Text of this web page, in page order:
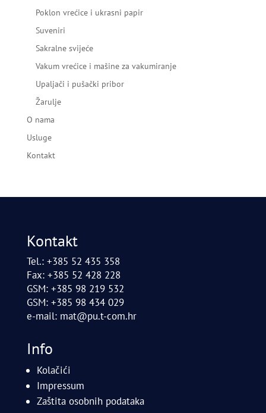
Poklon vrećice i ukrasni papir
Suveniri
Sakralne svijeće
Vakum vrećice i mašine za vakumiranje
Upaljači i pušački pribor
Žarulje
O nama
Usluge
Kontakt
Kontakt
Tel.: +385 52 435 358
Fax: +385 52 428 228
GSM: +385 98 219 532
GSM: +385 98 434 029
e-mail: mat@pu.t-com.hr
Info
Kolačići
Impressum
Zaštita osobnih podataka